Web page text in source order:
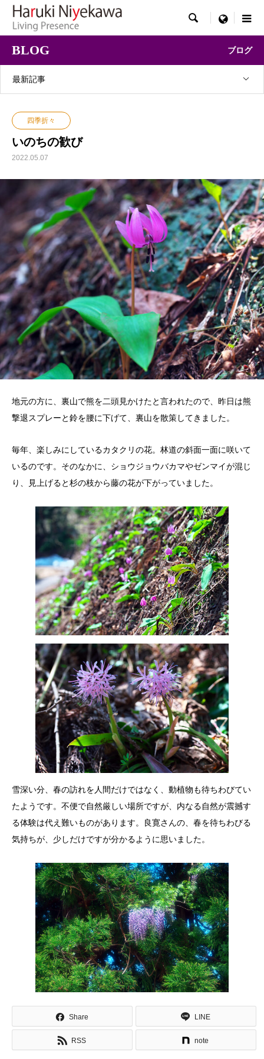
 menu
BLOG ブログ
最新記事
四季折々
いのちの歓び
2022.05.07
地元の方に、裏山で熊を二頭見かけたと言われたので、昨日は熊
撃退スプレーと鈴を腰に下げて、裏山を散策してきました。
毎年、楽しみにしているカタクリの花。林道の斜面一面に咲いて
いるのです。そのなかに、ショウジョウバカマやゼンマイが混じ
り、見上げると杉の枝から藤の花が下がっていました。
雪深い分、春の訪れを人間だけではなく、動植物も待ちわびてい
たようです。不便で自然厳しい場所ですが、内なる自然が震撼す
る体験は代え難いものがあります。良寛さんの、春を待ちわびる
気持ちが、少しだけですが分かるように思いました。
Share LINE
RSS note